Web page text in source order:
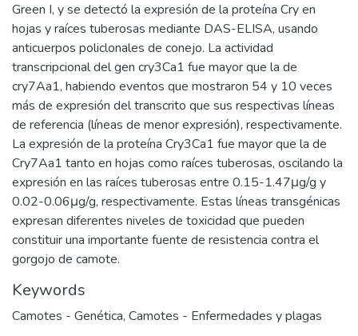
Green I, y se detectó la expresión de la proteína Cry en
hojas y raíces tuberosas mediante DAS-ELISA, usando
anticuerpos policlonales de conejo. La actividad
transcripcional del gen cry3Ca1 fue mayor que la de
cry7Aa1, habiendo eventos que mostraron 54 y 10 veces
más de expresión del transcrito que sus respectivas líneas
de referencia (líneas de menor expresión), respectivamente.
La expresión de la proteína Cry3Ca1 fue mayor que la de
Cry7Aa1 tanto en hojas como raíces tuberosas, oscilando la
expresión en las raíces tuberosas entre 0.15-1.47μg/g y
0.02-0.06μg/g, respectivamente. Estas líneas transgénicas
expresan diferentes niveles de toxicidad que pueden
constituir una importante fuente de resistencia contra el
gorgojo de camote.
Keywords
Camotes - Genética, Camotes - Enfermedades y plagas